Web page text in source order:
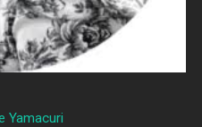
Yamacuri